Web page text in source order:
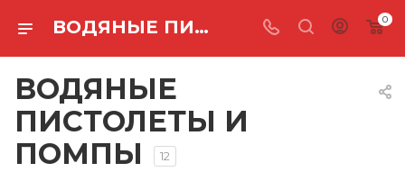
ВОДЯНЫЕ ПИСТОЛЕТЫ И ПОМПЫ 0
ВОДЯНЫЕ
ПИСТОЛЕТЫ И
ПОМПЫ
12